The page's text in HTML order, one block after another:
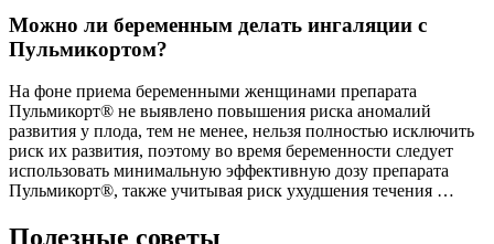
Можно ли беременным делать ингаляции с
Пульмикортом?
На фоне приема беременными женщинами препарата
Пульмикорт® не выявлено повышения риска аномалий
развития у плода, тем не менее, нельзя полностью исключить
риск их развития, поэтому во время беременности следует
использовать минимальную эффективную дозу препарата
Пульмикорт®, также учитывая риск ухудшения течения …
Полезные советы